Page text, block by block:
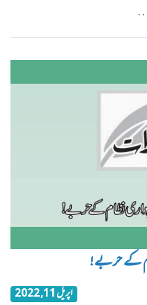
کے حربے!
اپریل 11, 2022